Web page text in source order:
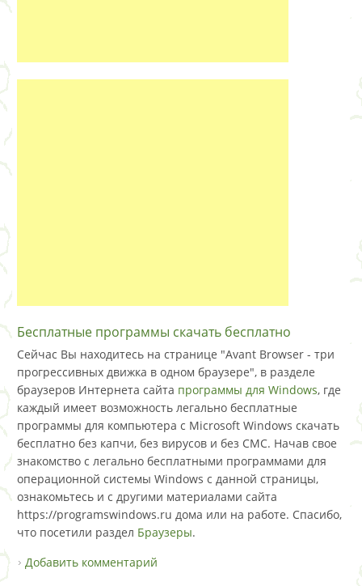
Бесплатные программы скачать бесплатно
Сейчас Вы находитесь на странице "Avant Browser - три
прогрессивных движка в одном браузере", в разделе
браузеров Интернета сайта программы для Windows, где
каждый имеет возможность легально бесплатные
программы для компьютера с Microsoft Windows скачать
бесплатно без капчи, без вирусов и без СМС. Начав свое
знакомство с легально бесплатными программами для
операционной системы Windows с данной страницы,
ознакомьтесь и с другими материалами сайта
https://programswindows.ru дома или на работе. Спасибо,
что посетили раздел Браузеры.
Добавить комментарий